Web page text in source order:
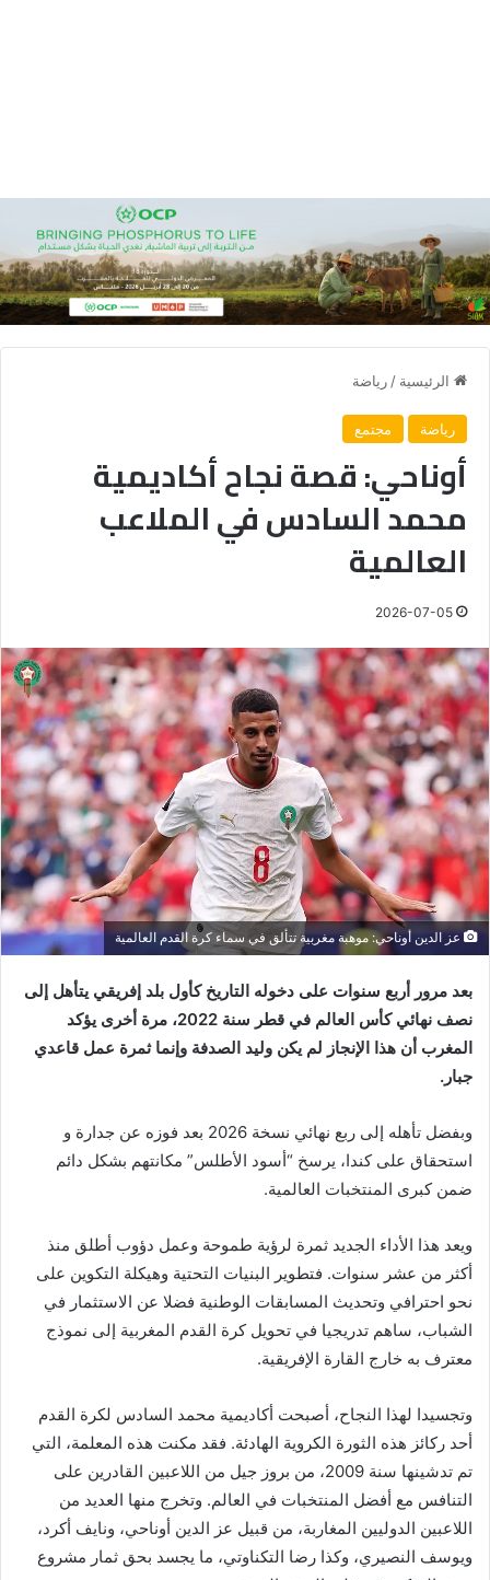
الرئيسية / رياضة
رياضة مجتمع
أوناحي: قصة نجاح أكاديمية
محمد السادس في الملاعب
العالمية
2026-07-05
عز الدين أوناحي: موهبة مغربية تتألق في سماء كرة القدم العالمية
بعد مرور أربع سنوات على دخوله التاريخ كأول بلد إفريقي يتأهل إلى
نصف نهائي كأس العالم في قطر سنة 2022، مرة أخرى يؤكد
المغرب أن هذا الإنجاز لم يكن وليد الصدفة وإنما ثمرة عمل قاعدي
جبار.
وبفضل تأهله إلى ربع نهائي نسخة 2026 بعد فوزه عن جدارة و
استحقاق على كندا، يرسخ “أسود الأطلس” مكانتهم بشكل دائم
ضمن كبرى المنتخبات العالمية.
ويعد هذا الأداء الجديد ثمرة لرؤية طموحة وعمل دؤوب أطلق منذ
أكثر من عشر سنوات. فتطوير البنيات التحتية وهيكلة التكوين على
نحو احترافي وتحديث المسابقات الوطنية فضلا عن الاستثمار في
الشباب، ساهم تدريجيا في تحويل كرة القدم المغربية إلى نموذج
معترف به خارج القارة الإفريقية.
وتجسيدا لهذا النجاح، أصبحت أكاديمية محمد السادس لكرة القدم
أحد ركائز هذه الثورة الكروية الهادئة. فقد مكنت هذه المعلمة، التي
تم تدشينها سنة 2009، من بروز جيل من اللاعبين القادرين على
التنافس مع أفضل المنتخبات في العالم. وتخرج منها العديد من
اللاعبين الدوليين المغاربة، من قبيل عز الدين أوناحي، ونايف أكرد،
ويوسف النصيري، وكذا رضا التكناوتي، ما يجسد بحق ثمار مشروع